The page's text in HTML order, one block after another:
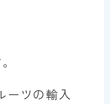
ーツの輸入